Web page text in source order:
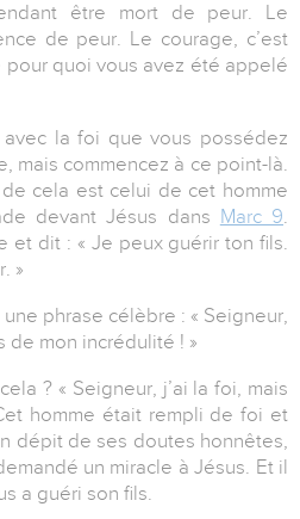
être mort de peur. Le
de peur. Le courage, c’est
pour quoi vous avez été appelé
la foi que vous possédez
mais commencez à ce point-là.
cela est celui de cet homme
devant Jésus dans Marc 9.
et dit : « Je peux guérir ton fils.
»
phrase célèbre : « Seigneur,
de mon incrédulité ! »
? « Seigneur, j’ai la foi, mais
homme était rempli de foi et
dépit de ses doutes honnêtes,
un miracle à Jésus. Et il
a guéri son fils.